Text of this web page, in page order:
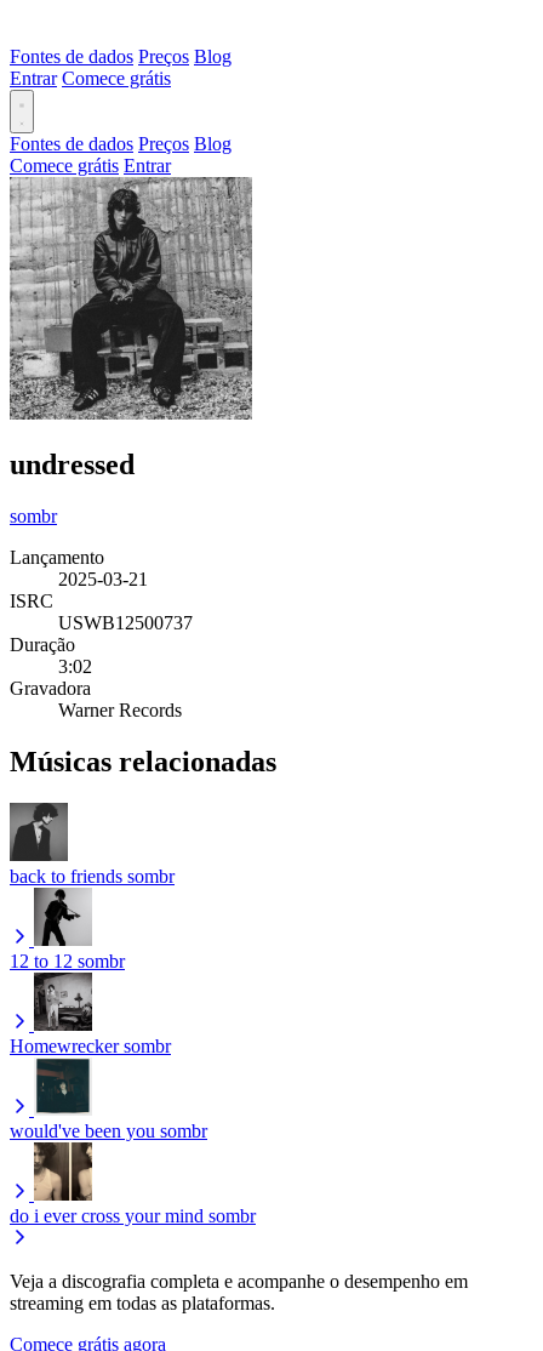
Fontes de dados Preços Blog
Entrar Comece grátis
Fontes de dados Preços Blog
Comece grátis Entrar
undressed
sombr
Lançamento
2025-03-21
ISRC
USWB12500737
Duração
3:02
Gravadora
Warner Records
Músicas relacionadas
back to friends sombr
12 to 12 sombr
Homewrecker sombr
would've been you sombr
do i ever cross your mind sombr
Veja a discografia completa e acompanhe o desempenho em
streaming em todas as plataformas.
Comece grátis agora